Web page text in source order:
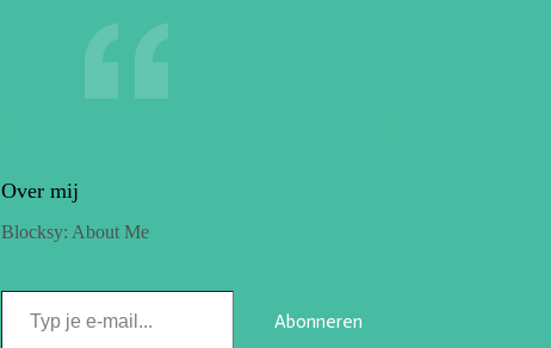
Over mij
Blocksy: About Me
Abonneren